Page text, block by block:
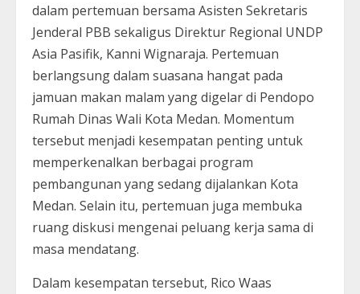
dalam pertemuan bersama Asisten Sekretaris
Jenderal PBB sekaligus Direktur Regional UNDP
Asia Pasifik, Kanni Wignaraja. Pertemuan
berlangsung dalam suasana hangat pada
jamuan makan malam yang digelar di Pendopo
Rumah Dinas Wali Kota Medan. Momentum
tersebut menjadi kesempatan penting untuk
memperkenalkan berbagai program
pembangunan yang sedang dijalankan Kota
Medan. Selain itu, pertemuan juga membuka
ruang diskusi mengenai peluang kerja sama di
masa mendatang.
Dalam kesempatan tersebut, Rico Waas